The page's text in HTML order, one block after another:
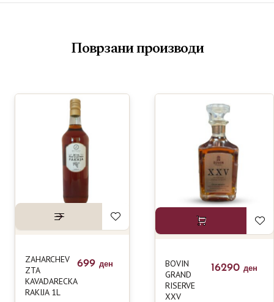
Поврзани производи
ZAHARCHEV
ZTA
KAVADARECKA
RAKIJA 1L
699 ден
BOVIN
GRAND
RISERVE
XXV
16290 ден